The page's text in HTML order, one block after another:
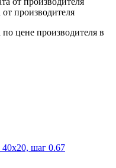
производителя
цене производителя в